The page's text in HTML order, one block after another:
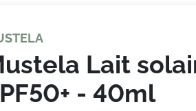
Lait
- 40ml